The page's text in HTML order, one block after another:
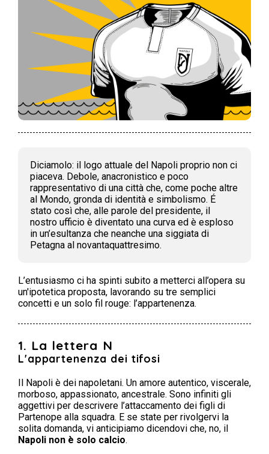
Diciamolo: il logo attuale del Napoli proprio non ci
piaceva. Debole, anacronistico e poco
rappresentativo di una città che, come poche altre
al Mondo, gronda di identità e simbolismo. É
stato così che, alle parole del presidente, il
nostro ufficio è diventato una curva ed è esploso
in un’esultanza che neanche una siggiata di
Petagna al novantaquattresimo.
L’entusiasmo ci ha spinti subito a metterci all’opera su
un'ipotetica proposta, lavorando su tre semplici
concetti e un solo fil rouge: l’appartenenza.
1. La lettera N
L'appartenenza dei tifosi
Il Napoli è dei napoletani. Un amore autentico, viscerale,
morboso, appassionato, ancestrale. Sono infiniti gli
aggettivi per descrivere l’attaccamento dei figli di
Partenope alla squadra. E se state per rivolgervi la
solita domanda, vi anticipiamo dicendovi che, no, il
Napoli non è solo calcio.